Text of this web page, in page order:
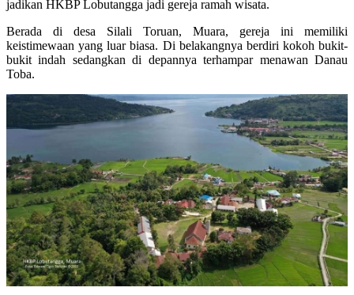
jadikan HKBP Lobutangga jadi gereja ramah wisata.
Berada di desa Silali Toruan, Muara, gereja ini memiliki
keistimewaan yang luar biasa. Di belakangnya berdiri kokoh bukit-
bukit indah sedangkan di depannya terhampar menawan Danau
Toba.